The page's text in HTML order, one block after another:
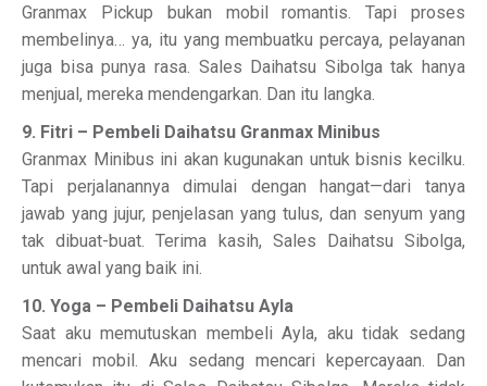
Granmax Pickup bukan mobil romantis. Tapi proses
membelinya… ya, itu yang membuatku percaya, pelayanan
juga bisa punya rasa. Sales Daihatsu Sibolga tak hanya
menjual, mereka mendengarkan. Dan itu langka.
9. Fitri – Pembeli Daihatsu Granmax Minibus
Granmax Minibus ini akan kugunakan untuk bisnis kecilku.
Tapi perjalanannya dimulai dengan hangat—dari tanya
jawab yang jujur, penjelasan yang tulus, dan senyum yang
tak dibuat-buat. Terima kasih, Sales Daihatsu Sibolga,
untuk awal yang baik ini.
10. Yoga – Pembeli Daihatsu Ayla
Saat aku memutuskan membeli Ayla, aku tidak sedang
mencari mobil. Aku sedang mencari kepercayaan. Dan